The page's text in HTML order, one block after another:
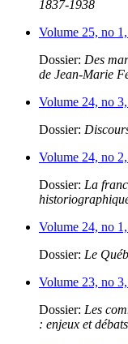
1837-1938
Volume 25, no
Dossier: Des
de Jean-Marie
Volume 24, no
Dossier:
Volume 24, no
Dossier: La
Volume 24, no
Dossier: Le
Volume 23, no
Dossier: Les
: enjeux et débats